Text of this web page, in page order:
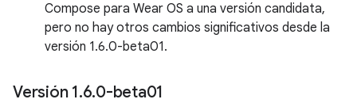
Compose para Wear OS a una versión candidata,
pero no hay otros cambios significativos desde la
versión 1.6.0-beta01.
Versión 1.6.0-beta01